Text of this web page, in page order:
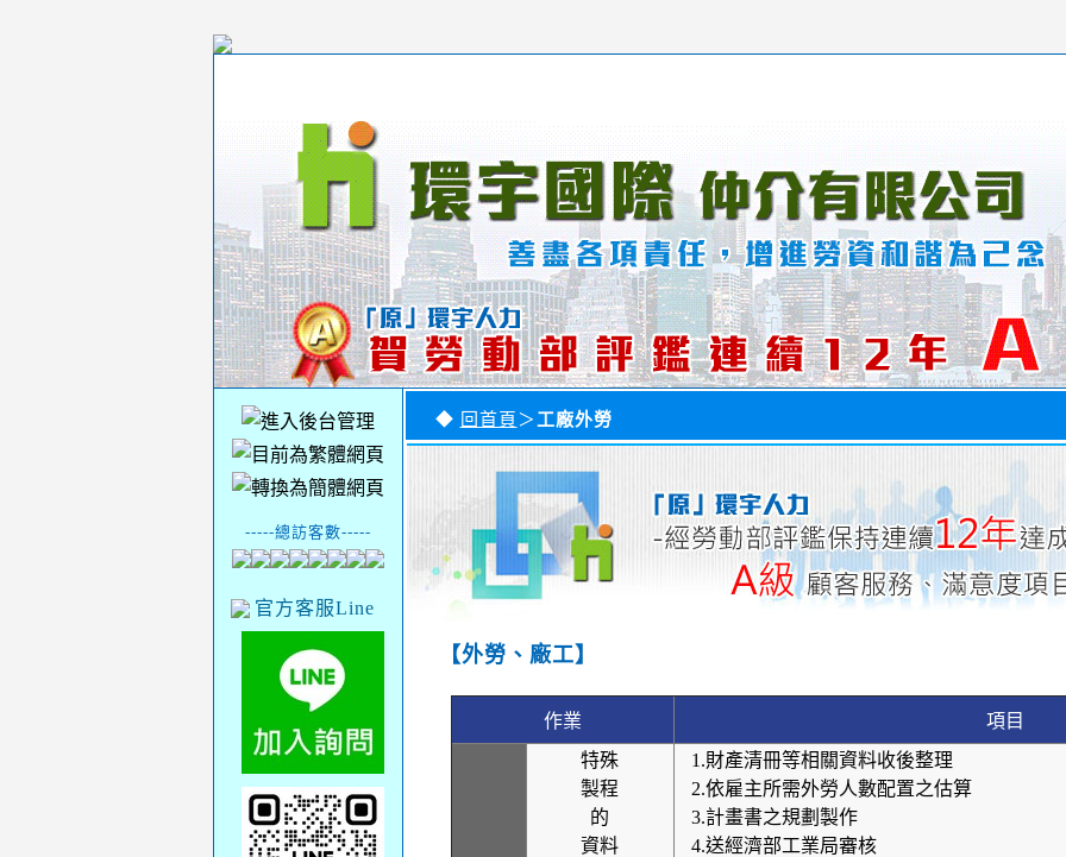
-----總訪客數-----
官方客服Line
◆ 回首頁 ＞工廠外勞
【外勞、廠工】
作業 項目
特殊
製程
的
資料
1.財產清冊等相關資料收後整理
2.依雇主所需外勞人數配置之估算
3.計畫書之規劃製作
4.送經濟部工業局審核